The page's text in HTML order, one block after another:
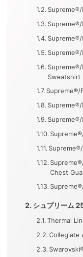
Supreme®/
Sweatshirt
Supreme®/
Chest
シュプリーム
Thermal
Collegiate